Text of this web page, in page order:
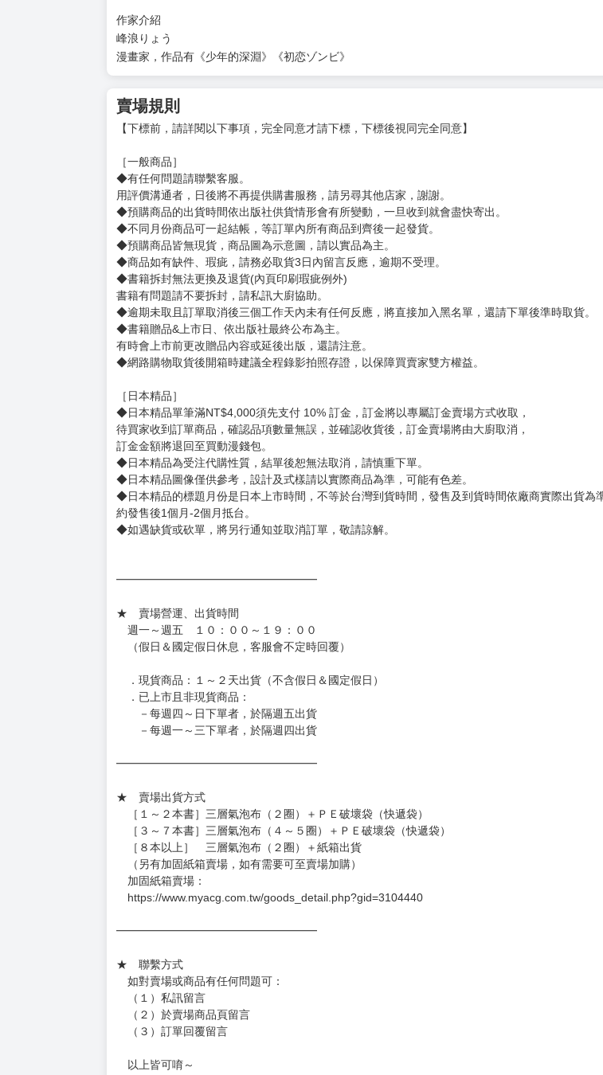
作家介紹
峰浪りょう
漫畫家，作品有《少年的深淵》《初恋ゾンビ》
賣場規則
【下標前，請詳閱以下事項，完全同意才請下標，下標後視同完全同意】
［一般商品］
◆有任何問題請聯繫客服。
用評價溝通者，日後將不再提供購書服務，請另尋其他店家，謝謝。
◆預購商品的出貨時間依出版社供貨情形會有所變動，一旦收到就會盡快寄出。
◆不同月份商品可一起結帳，等訂單內所有商品到齊後一起發貨。
◆預購商品皆無現貨，商品圖為示意圖，請以實品為主。
◆商品如有缺件、瑕疵，請務必取貨3日內留言反應，逾期不受理。
◆書籍拆封無法更換及退貨(內頁印刷瑕疵例外)
書籍有問題請不要拆封，請私訊大廚協助。
◆逾期未取且訂單取消後三個工作天內未有任何反應，將直接加入黑名單，還請下單後準時取貨。
◆書籍贈品&上市日、依出版社最終公布為主。
有時會上市前更改贈品內容或延後出版，還請注意。
◆網路購物取貨後開箱時建議全程錄影拍照存證，以保障買賣家雙方權益。
［日本精品］
◆日本精品單筆滿NT$4,000須先支付 10% 訂金，訂金將以專屬訂金賣場方式收取，
待買家收到訂單商品，確認品項數量無誤，並確認收貨後，訂金賣場將由大廚取消，
訂金金額將退回至買動漫錢包。
◆日本精品為受注代購性質，結單後恕無法取消，請慎重下單。
◆日本精品圖像僅供參考，設計及式樣請以實際商品為準，可能有色差。
◆日本精品的標題月份是日本上市時間，不等於台灣到貨時間，發售及到貨時間依廠商實際出貨為
約發售後1個月-2個月抵台。
◆如遇缺貨或砍單，將另行通知並取消訂單，敬請諒解。
━━━━━━━━━━━━━━━━━━
★ 賣場營運、出貨時間
週一～週五 １０：００～１９：００
（假日＆國定假日休息，客服會不定時回覆）
．現貨商品：１～２天出貨（不含假日＆國定假日）
．已上市且非現貨商品：
－每週四～日下單者，於隔週五出貨
－每週一～三下單者，於隔週四出貨
━━━━━━━━━━━━━━━━━━
★ 賣場出貨方式
［１～２本書］三層氣泡布（２圈）＋ＰＥ破壞袋（快遞袋）
［３～７本書］三層氣泡布（４～５圈）＋ＰＥ破壞袋（快遞袋）
［８本以上］ 三層氣泡布（２圈）＋紙箱出貨
（另有加固紙箱賣場，如有需要可至賣場加購）
加固紙箱賣場：
https://www.myacg.com.tw/goods_detail.php?gid=3104440
━━━━━━━━━━━━━━━━━━
★ 聯繫方式
如對賣場或商品有任何問題可：
（１）私訊留言
（２）於賣場商品頁留言
（３）訂單回覆留言
以上皆可唷～